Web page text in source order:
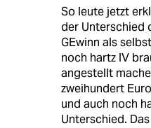
So leute jetzt
der Unterschied
GEwinn als
noch hartz IV
angestellt
zweihundert
und auch noch
Unterschied.